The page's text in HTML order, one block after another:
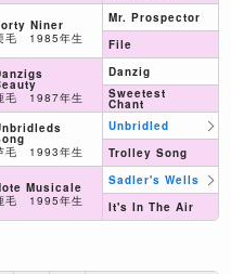
Niner
毛 1985年生
毛 1987年生
毛 1993年生
Musicale
毛 1995年生
Mr. Prospector
File
Danzig
Sweetest
Chant
Unbridled
Trolley Song
Sadler's Wells
It's In The Air